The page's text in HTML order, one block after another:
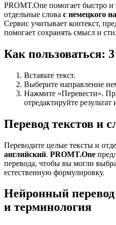
PROMT.One помогает быстро и
отдельные слова с немецкого
Сервис учитывает контекст,
помогает сохранять смысл и
Как пользоваться:
Вставьте текст.
Выберите направление
Нажмите «Перевести».
отредактируйте
Перевод текстов и
Переводите целые тексты и
английский. PROMT.One
перевода, чтобы вы могли
естественную формулировку.
Нейронный
и терминология